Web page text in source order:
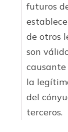
futuros
de otros
son
causante
la
del
terceros.